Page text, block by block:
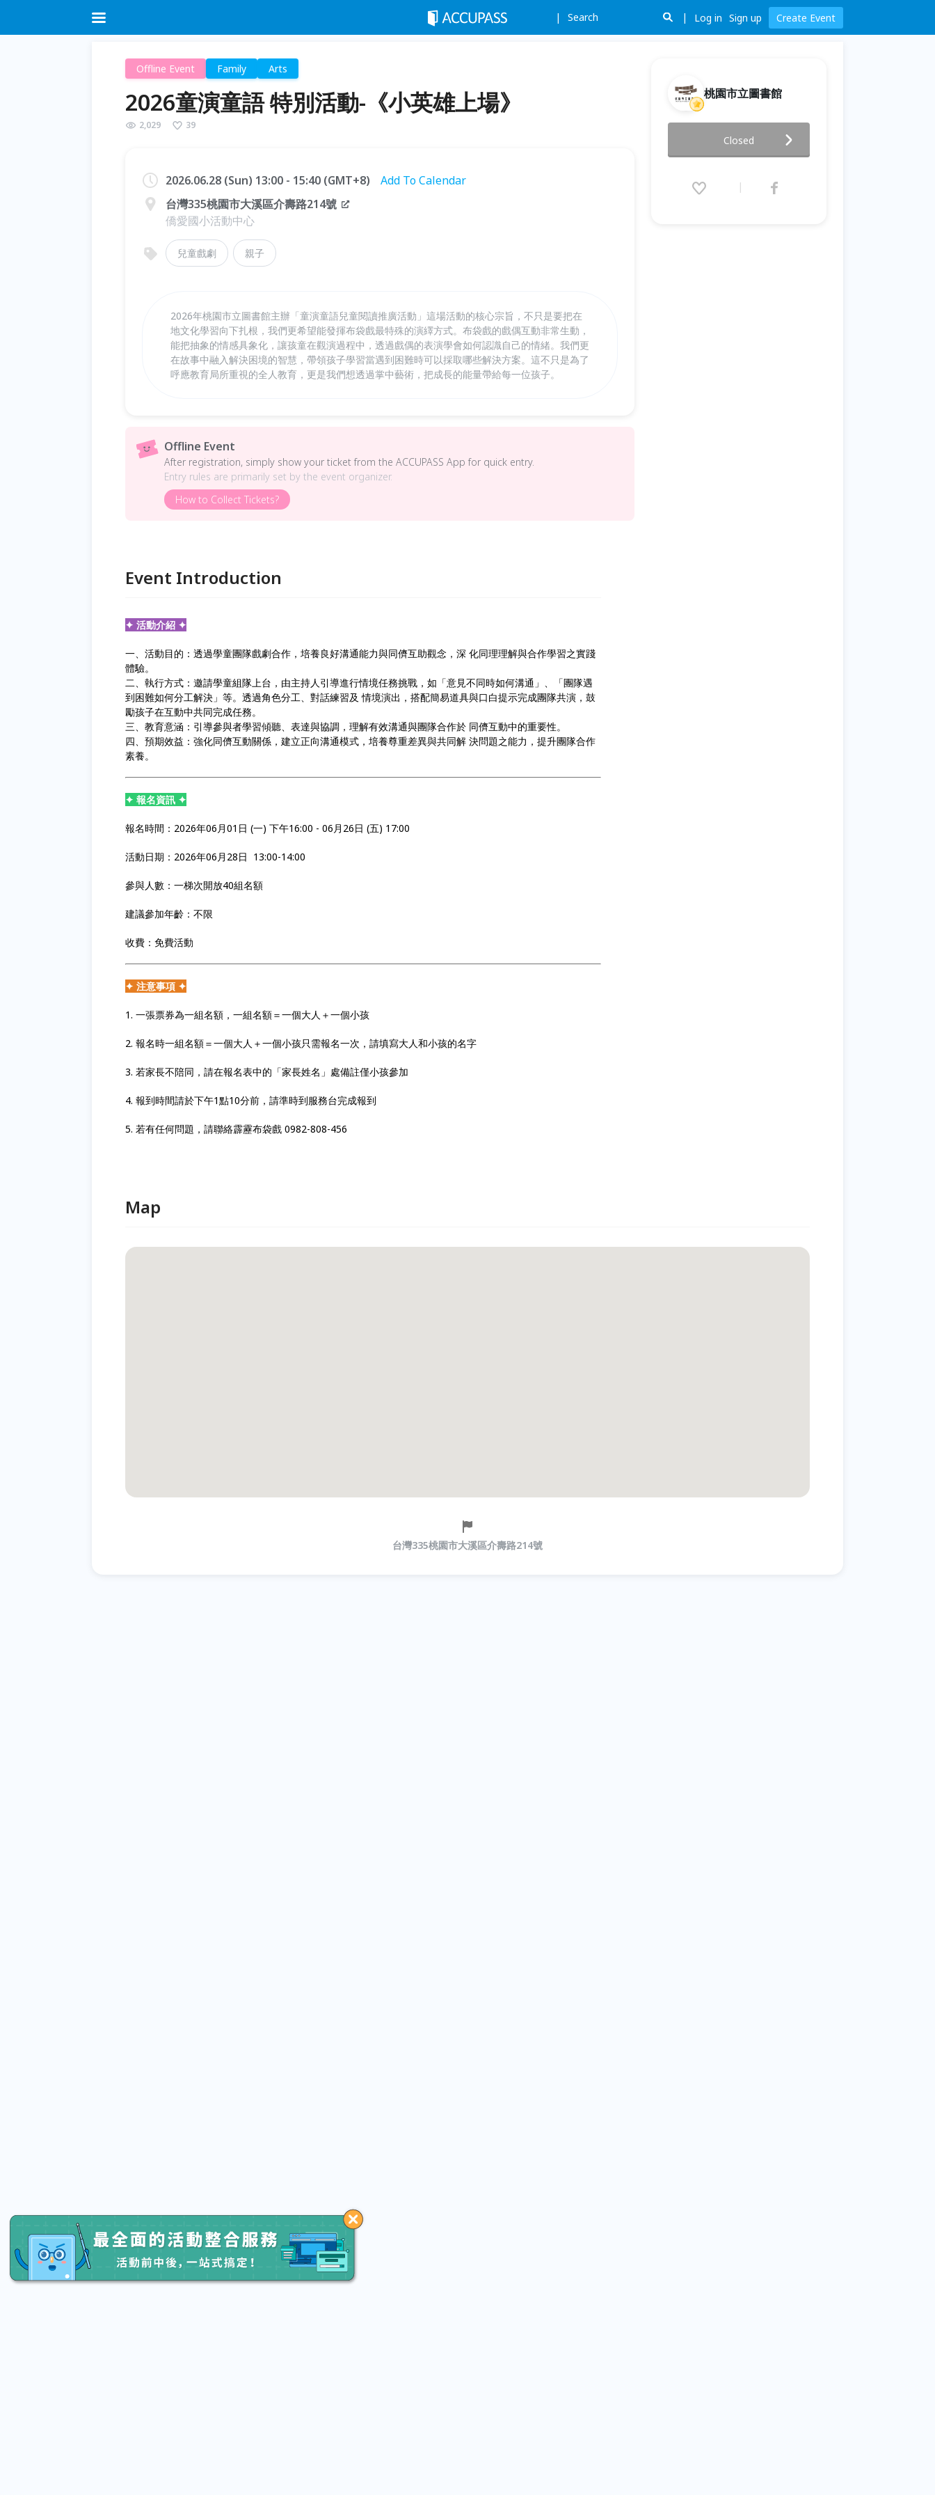
Search Log in Sign up Create Event
Offline Event Family Arts
2026童演童語 特別活動-《小英雄上場》
2,029 39
2026.06.28 (Sun) 13:00 - 15:40 (GMT+8)
Add To Calendar
台灣335桃園市大溪區介壽路214號
僑愛國小活動中心
兒童戲劇 親子
2026年桃園市立圖書館主辦「童演童語兒童閱讀推廣活動」這場活動的核心宗旨，不只是要把在
地文化學習向下扎根，我們更希望能發揮布袋戲最特殊的演繹方式。布袋戲的戲偶互動非常生動，
能把抽象的情感具象化，讓孩童在觀演過程中，透過戲偶的表演學會如何認識自己的情緒。我們更
在故事中融入解決困境的智慧，帶領孩子學習當遇到困難時可以採取哪些解決方案。這不只是為了
呼應教育局所重視的全人教育，更是我們想透過掌中藝術，把成長的能量帶給每一位孩子。
Offline Event
After registration, simply show your ticket from the ACCUPASS App for quick entry.
Entry rules are primarily set by the event organizer.
How to Collect Tickets?
Event Introduction
✦ 活動介紹 ✦
一、活動目的：透過學童團隊戲劇合作，培養良好溝通能力與同儕互助觀念，深 化同理理解與合作學習之實踐
體驗。
二、執行方式：邀請學童組隊上台，由主持人引導進行情境任務挑戰，如「意見不同時如何溝通」、「團隊遇
到困難如何分工解決」等。透過角色分工、對話練習及 情境演出，搭配簡易道具與口白提示完成團隊共演，鼓
勵孩子在互動中共同完成任務。
三、教育意涵：引導參與者學習傾聽、表達與協調，理解有效溝通與團隊合作於 同儕互動中的重要性。
四、預期效益：強化同儕互動關係，建立正向溝通模式，培養尊重差異與共同解 決問題之能力，提升團隊合作
素養。
✦ 報名資訊 ✦
報名時間：2026年06月01日 (一) 下午16:00 - 06月26日 (五) 17:00
活動日期：2026年06月28日 13:00-14:00
參與人數：一梯次開放40組名額
建議參加年齡：不限
收費：免費活動
✦ 注意事項 ✦
1. 一張票券為一組名額，一組名額＝一個大人＋一個小孩
2. 報名時一組名額＝一個大人＋一個小孩只需報名一次，請填寫大人和小孩的名字
3. 若家長不陪同，請在報名表中的「家長姓名」處備註僅小孩參加
4. 報到時間請於下午1點10分前，請準時到服務台完成報到
5. 若有任何問題，請聯絡霹靂布袋戲 0982-808-456
桃園市立圖書館
2026.06.28 (Sun) 13:00 - 15:40
Closed
Map
台灣335桃園市大溪區介壽路214號